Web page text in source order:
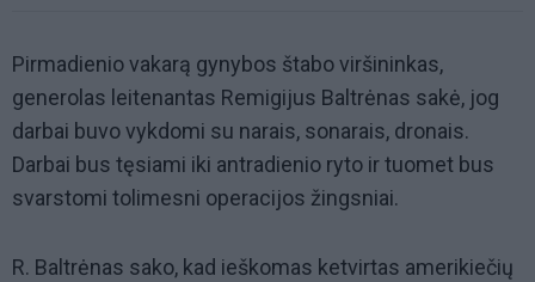
Pirmadienio vakarą gynybos štabo viršininkas,
generolas leitenantas Remigijus Baltrėnas sakė, jog
darbai buvo vykdomi su narais, sonarais, dronais.
Darbai bus tęsiami iki antradienio ryto ir tuomet bus
svarstomi tolimesni operacijos žingsniai.
R. Baltrėnas sako, kad ieškomas ketvirtas amerikiečių